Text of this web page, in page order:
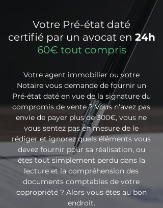
Votre Pré-état daté
certifié par un avocat en 24h
60€ tout compris
Votre agent immobilier ou votre
Notaire vous demande de fournir un
Pré-état daté en vue de la signature du
compromis de vente ? Vous n'avez pas
envie de payer plus de 300€, vous ne
vous sentez pas en mesure de le
rédiger et ignorez quels éléments vous
devez fournir pour sa réalisation, ou
êtes tout simplement perdu dans la
lecture et la compréhension des
documents comptables de votre
copropriété ? Alors vous êtes au bon
endroit.